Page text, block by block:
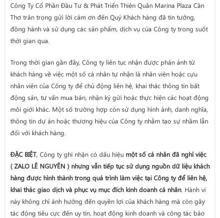
Công Ty Cổ Phần Đầu Tư & Phát Triển Thiên Quân Marina Plaza Cần
Thơ trân trọng gửi lời cảm ơn đến Quý Khách hàng đã tin tưởng,
đồng hành và sử dụng các sản phẩm, dịch vụ của Công ty trong suốt
thời gian qua.
Trong thời gian gần đây, Công ty liên tục nhận được phản ánh từ
khách hàng về việc một số cá nhân tự nhận là nhân viên hoặc cựu
nhân viên của Công ty để chủ động liên hệ, khai thác thông tin bất
động sản, tư vấn mua bán, nhận ký gửi hoặc thực hiện các hoạt động
môi giới khác. Một số trường hợp còn sử dụng hình ảnh, danh nghĩa,
thông tin dự án hoặc thương hiệu của Công ty nhằm tạo sự nhầm lẫn
đối với khách hàng.
ĐẶC BIỆT, Công ty ghi nhận có dấu hiệu một số cá nhân đã nghỉ việc
( ZALO LÊ NGUYÊN ) nhưng vẫn tiếp tục sử dụng nguồn dữ liệu khách
hàng được hình thành trong quá trình làm việc tại Công ty để liên hệ,
khai thác giao dịch và phục vụ mục đích kinh doanh cá nhân. Hành vi
này không chỉ ảnh hưởng đến quyền lợi của khách hàng mà còn gây
tác động tiêu cực đến uy tín, hoạt động kinh doanh và công tác bảo